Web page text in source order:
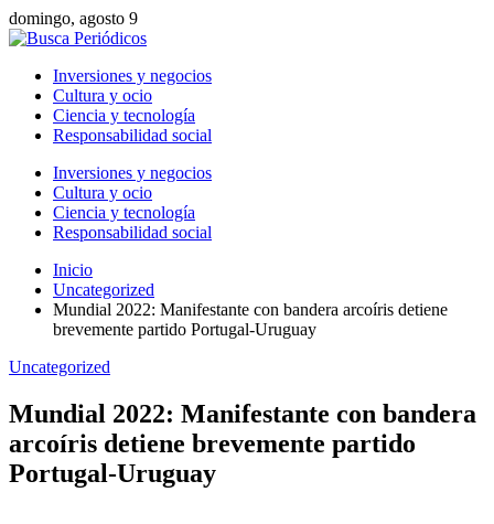
domingo, agosto 9
Inversiones y negocios
Cultura y ocio
Ciencia y tecnología
Responsabilidad social
Inversiones y negocios
Cultura y ocio
Ciencia y tecnología
Responsabilidad social
Inicio
Uncategorized
Mundial 2022: Manifestante con bandera arcoíris detiene
brevemente partido Portugal-Uruguay
Uncategorized
Mundial 2022: Manifestante con bandera
arcoíris detiene brevemente partido
Portugal-Uruguay